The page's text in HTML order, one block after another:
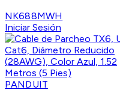
NK688MWH
Iniciar Sesión
PANDUIT